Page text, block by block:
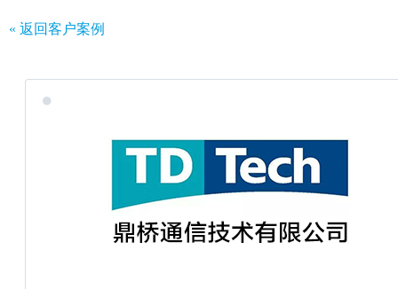
« 返回客户案例